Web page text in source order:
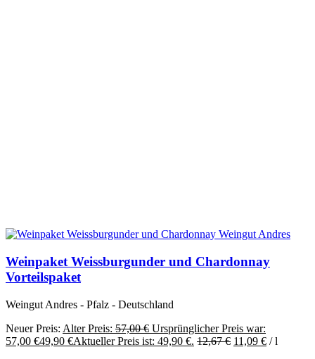
Weinpaket Weissburgunder und Chardonnay
Vorteilspaket
Weingut Andres - Pfalz - Deutschland
Neuer Preis: Alter Preis: 57,00€ Ursprünglicher Preis war:
57,00 €49,90 €Aktueller Preis ist: 49,90 €. 12,67€ 11,09 € /l